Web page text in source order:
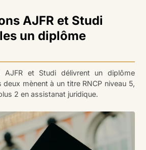
AJFR et Studi
un diplôme
AJFR et Studi délivrent un diplôme
deux mènent à un titre RNCP niveau 5,
2 en assistanat juridique.